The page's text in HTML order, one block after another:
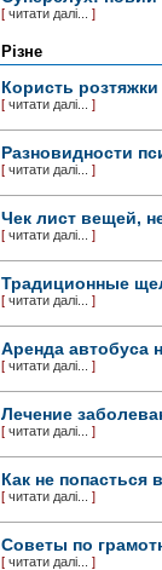
[ читати далі... ]
Різне
Користь
[ читати далі... ]
Разновидности
[ читати далі... ]
Чек лист вещей,
[ читати далі... ]
Традиционные
[ читати далі... ]
Аренда автобуса
[ читати далі... ]
Лечение
[ читати далі... ]
Как не попасться
[ читати далі... ]
Советы по
[ читати далі... ]